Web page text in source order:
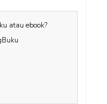
atau ebook?